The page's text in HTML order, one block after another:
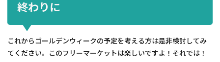
終わりに
これからゴールデンウィークの予定を考える方は是非検討してみ
てください。このフリーマーケットは楽しいですよ！それでは！